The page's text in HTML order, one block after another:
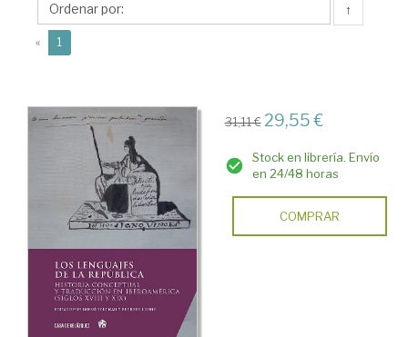
↑
« 1
31,11 € 29,55 €
Stock en librería. Envío
en 24/48 horas
COMPRAR